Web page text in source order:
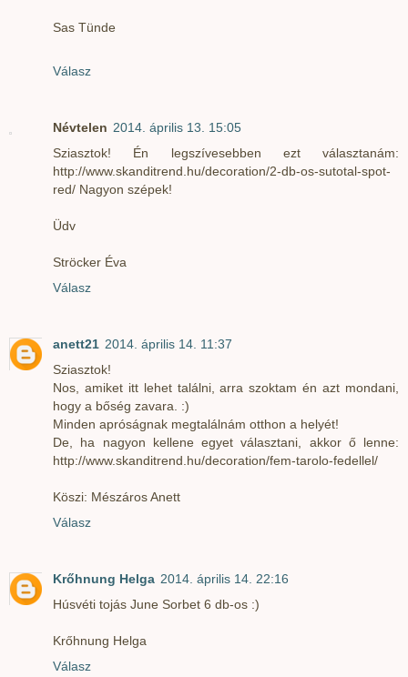
Sas Tünde
Válasz
Névtelen 2014. április 13. 15:05
Sziasztok! Én legszívesebben ezt választanám:
http://www.skanditrend.hu/decoration/2-db-os-sutotal-spot-
red/ Nagyon szépek!
Üdv
Ströcker Éva
Válasz
anett21 2014. április 14. 11:37
Sziasztok!
Nos, amiket itt lehet találni, arra szoktam én azt mondani,
hogy a bőség zavara. :)
Minden apróságnak megtalálnám otthon a helyét!
De, ha nagyon kellene egyet választani, akkor ő lenne:
http://www.skanditrend.hu/decoration/fem-tarolo-fedellel/
Köszi: Mészáros Anett
Válasz
Krőhnung Helga 2014. április 14. 22:16
Húsvéti tojás June Sorbet 6 db-os :)
Krőhnung Helga
Válasz